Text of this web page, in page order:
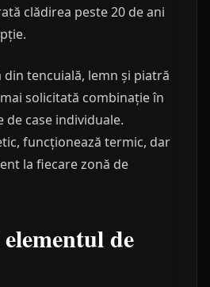
clădirea peste 20 de ani
din tencuială, lemn și piatră
solicitată combinație în
case individuale.
funcționează termic, dar
la fiecare zonă de
de